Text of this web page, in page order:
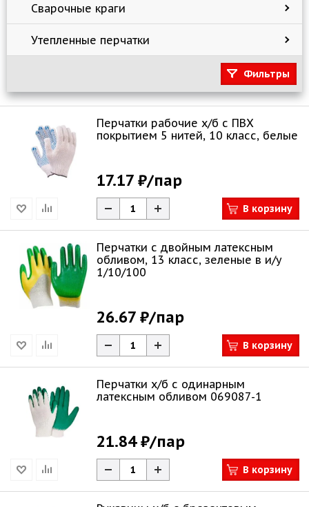
Сварочные краги
Утепленные перчатки
Фильтры
Перчатки рабочие х/б с ПВХ
покрытием 5 нитей, 10 класс, белые
17.17 ₽/пар
В корзину
Перчатки с двойным латексным
обливом, 13 класс, зеленые в и/у
1/10/100
26.67 ₽/пар
В корзину
Перчатки х/б с одинарным
латексным обливом 069087-1
21.84 ₽/пар
В корзину